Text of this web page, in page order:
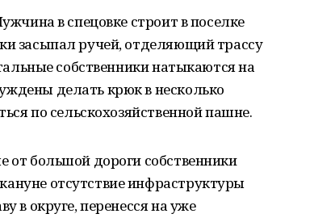
в спецовке строит в поселке
засыпал ручей, отделяющий трассу
собственники натыкаются на
делать крюк в несколько
по сельскохозяйственной пашне.
от большой дороги собственники
отсутствие инфраструктуры
в округе, перенесся на уже